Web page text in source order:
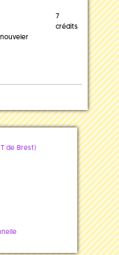
7
crédits
de Brest)